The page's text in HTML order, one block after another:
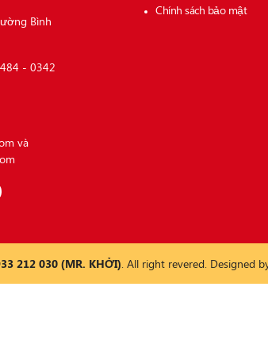
Bình
- 0342
và
Chính sách bảo mật
212 030 (MR. KHỞI). All right revered. Designed